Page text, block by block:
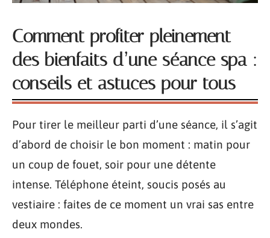
Comment profiter pleinement
des bienfaits d’une séance spa :
conseils et astuces pour tous
Pour tirer le meilleur parti d’une séance, il s’agit
d’abord de choisir le bon moment : matin pour
un coup de fouet, soir pour une détente
intense. Téléphone éteint, soucis posés au
vestiaire : faites de ce moment un vrai sas entre
deux mondes.